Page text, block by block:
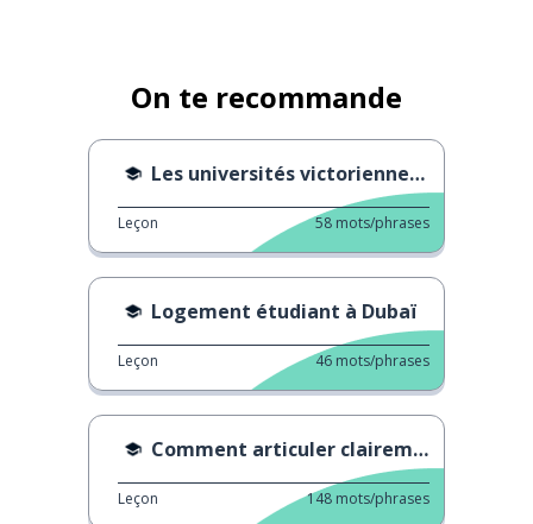
On te recommande
Les universités victoriennes au Royaume-Uni
Leçon 58 mots/phrases
Logement étudiant à Dubaï
Leçon 46 mots/phrases
Comment articuler clairement ses pensées
Leçon 148 mots/phrases